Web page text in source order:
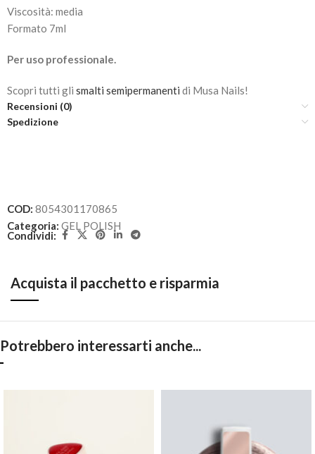
Viscosità: media
Formato 7ml
Per uso professionale.
Scopri tutti gli smalti semipermanenti di Musa Nails!
Recensioni (0)
Spedizione
COD: 8054301170865
Categoria: GEL POLISH
Condividi:
Acquista il pacchetto e risparmia
Potrebbero interessarti anche...